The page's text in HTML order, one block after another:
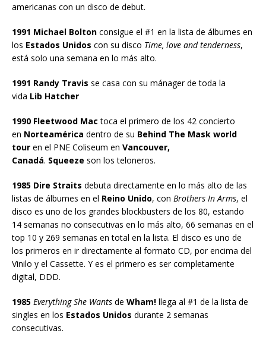
americanas con un disco de debut.
1991 Michael Bolton consigue el #1 en la lista de álbumes en
los Estados Unidos con su disco Time, love and tenderness,
está solo una semana en lo más alto.
1991 Randy Travis se casa con su mánager de toda la
vida Lib Hatcher
1990 Fleetwood Mac toca el primero de los 42 concierto
en Norteamérica dentro de su Behind The Mask world
tour en el PNE Coliseum en Vancouver,
Canadá. Squeeze son los teloneros.
1985 Dire Straits debuta directamente en lo más alto de las
listas de álbumes en el Reino Unido, con Brothers In Arms, el
disco es uno de los grandes blockbusters de los 80, estando
14 semanas no consecutivas en lo más alto, 66 semanas en el
top 10 y 269 semanas en total en la lista. El disco es uno de
los primeros en ir directamente al formato CD, por encima del
Vinilo y el Cassette. Y es el primero es ser completamente
digital, DDD.
1985 Everything She Wants de Wham! llega al #1 de la lista de
singles en los Estados Unidos durante 2 semanas
consecutivas.